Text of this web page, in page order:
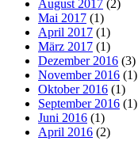
August 2017 (2)
Mai 2017 (1)
April 2017 (1)
März 2017 (1)
Dezember 2016 (3)
November 2016 (1)
Oktober 2016 (1)
September 2016 (1)
Juni 2016 (1)
April 2016 (2)